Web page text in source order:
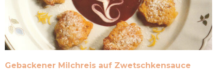
Gebackener Milchreis auf Zwetschkensauce